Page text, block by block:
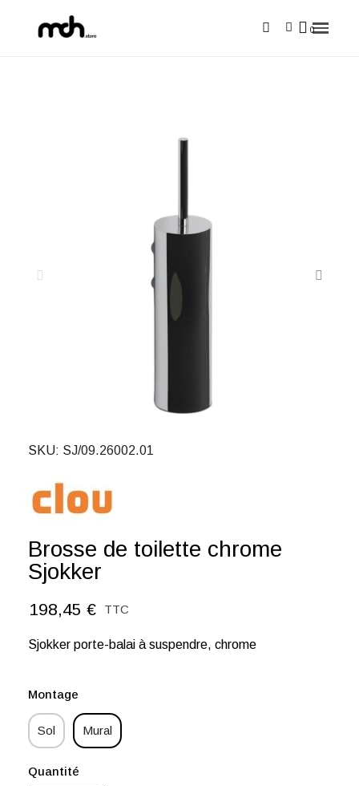
SKU SJ/09.26002.01
Brosse de toilette chrome
Sjokker
198,45 € TTC
Sjokker porte-balai à suspendre, chrome
Montage
Sol Mural
Quantité